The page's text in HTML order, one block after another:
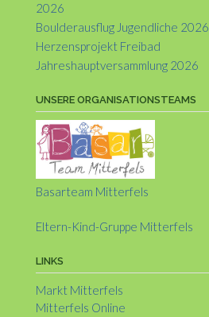
2026
Boulderausflug Jugendliche 2026
Herzensprojekt Freibad
Jahreshauptversammlung 2026
UNSERE ORGANISATIONSTEAMS
Basarteam Mitterfels
Eltern-Kind-Gruppe Mitterfels
LINKS
Markt Mitterfels
Mitterfels Online